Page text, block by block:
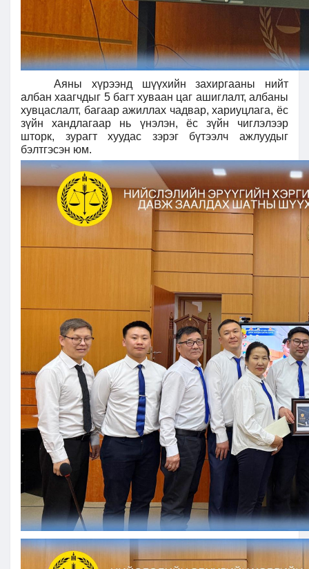
Аяны хүрээнд шүүхийн захиргааны нийт
албан хаагчдыг 5 багт хуваан цаг ашиглалт, албаны
хувцаслалт, багаар ажиллах чадвар, хариуцлага, ёс
зүйн хандлагаар нь үнэлэн, ёс зүйн чиглэлээр
шторк, зурагт хуудас зэрэг бүтээлч ажлуудыг
бэлтгэсэн юм.